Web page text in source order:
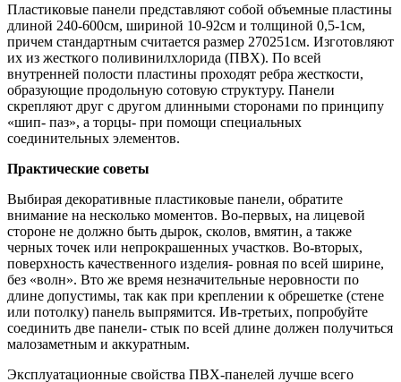
Пластиковые панели представляют собой объемные пластины
длиной 240-600см, шириной 10-92см и толщиной 0,5-1см,
причем стандартным считается размер 270251см. Изготовляют
их из жесткого поливинилхлорида (ПВХ). По всей
внутренней полости пластины проходят ребра жесткости,
образующие продольную сотовую структуру. Панели
скрепляют друг с другом длинными сторонами по принципу
«шип- паз», а торцы- при помощи специальных
соединительных элементов.
Практические советы
Выбирая декоративные пластиковые панели, обратите
внимание на несколько моментов. Во-первых, на лицевой
стороне не должно быть дырок, сколов, вмятин, а также
черных точек или непрокрашенных участков. Во-вторых,
поверхность качественного изделия- ровная по всей ширине,
без «волн». Вто же время незначительные неровности по
длине допустимы, так как при креплении к обрешетке (стене
или потолку) панель выпрямится. Ив-третьих, попробуйте
соединить две панели- стык по всей длине должен получиться
малозаметным и аккуратным.
Эксплуатационные свойства ПВХ-панелей лучше всего